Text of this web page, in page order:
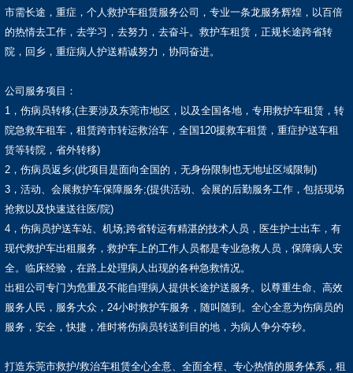
市需长途，重症，个人救护车租赁服务公司，专业一条龙服务辉煌，以百倍
的热情去工作，去学习，去努力，去奋斗。救护车租赁，正规长途跨省转
院，回乡，重症病人护送精诚努力，协同奋进。
公司服务项目：
1，伤病员转移;(主要涉及东莞市地区，以及全国各地，专用救护车租赁，转
院急救车租车，租赁跨市转运救治车，全国120援救车租赁，重症护送车租
赁等转院，省外转移)
2，伤病员返乡;(此项目是面向全国的，无身份限制也无地址区域限制)
3，活动、会展救护车保障服务;(提供活动、会展的后勤服务工作，包括现场
抢救以及快速送往医/院)
4，伤病员护送车站、机场;跨省转运有精湛的技术人员，医生护士出车，有
现代救护车出租服务，救护车上的工作人员都是专业急救人员，保障病人安
全。临床经验，在路上处理病人出现的各种急救情况。
出租公司专门为危重及不能自理病人提供长途护送服务。以尊重生命、高效
服务人民，服务大众，24小时救护车服务，随叫随到。全心全意为伤病员的
服务，安全，快捷，准时将伤病员转送到目的地，为病人争分夺秒。
打造东莞市救护/救治车租赁全心全意、全面全程、专心热情的服务体系，租